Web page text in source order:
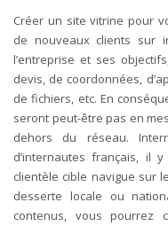
Créer un site vitrine pour
de nouveaux clients sur
l’entreprise et ses
devis, de coordonnées,
de fichiers, etc. En
seront peut-être pas en
dehors du réseau.
d’internautes français, il
clientèle cible navigue sur
desserte locale ou
contenus, vous pourrez